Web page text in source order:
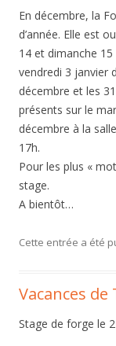
En décembre, la
d’année. Elle est
14 et dimanche
vendredi 3 janvier
décembre et les
présents sur le
décembre à la
17h.
Pour les plus «
stage.
A bientôt…
Cette entrée a été
Vacances
Stage de forge le